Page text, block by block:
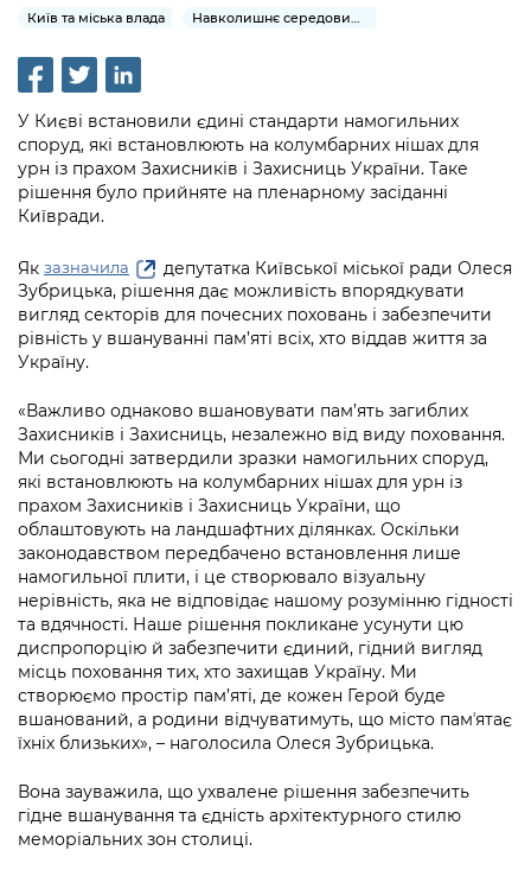
Рішення та розпорядження
Проєкти розпоряджень, що
перебувають на погодженні КМВА
Рішення Київради
Контактна інформація
Вакансії
Статистика
Регуляторна діяльність
Промисловість і наука Києва
Підприємства, установи, організації
Kyiv International Relations
Річні звіти
Гендерна політика
Безбар'єрність
Київська міська військова адміністрація
Освіта та навчальні заклади
Дороги, транспорт та парковки
Навколишнє середовище міста
Містобудування та земельні ділянки
Культура, спорт, дозвілля
Бізнес та ліцензування
Фінанси та бюджет
Безпека та правопорядок
Ритуальні послуги
Іноземцям / For foreigners
Пам'ятки культурної спадщини
Портал Захисників та Захисниць
Безбар'єрність
Портал послуг
Міський застосунок Київ Цифровий
Громадська експертиза
Громадський бюджет
Консультації з громадськістю
Громадська рада
Петиції
Відкритий бюджет
Контактний центр
Допомога учасникам АТО
Рада з питань внутрішньо переміщених
осіб при Київській міській військовій
адміністрації
«Ініціатива «Партнерство «Відкритий
Уряд» – місцевий рівень»
Важливе під час воєнного стану
Інформація з обмеженим доступом
Проекти нормативно-правових та
інших актів
Нормативна база
Питання і відповіді про публічну
інформацію
Порядок оскарження рішень, дій чи
бездіяльності розпорядників інформації
Звіти про опрацювання запитів на
публічну інформацію
Інформація для споживачів
Про відкриті дані
Портал даних Києва
Публічні дашборди
Медіагалерея
Підписатися на новини та анонси від
from the KCSA
Порядок акредитації медіа /
Accreditation process
Подати журналістський запит /
Submitting a media request
Зйомки в лікарнях в умовах воєнного
стану / Rules for media coverage of
Контакти для медіа / Contacts for mass
media
Київ та міська влада
Навколишнє середовище міста
У Києві встановили єдині стандарти намогильних
споруд, які встановлюють на колумбарних нішах для
урн із прахом Захисників і Захисниць України. Таке
рішення було прийняте на пленарному засіданні
Київради.
Як зазначила
депутатка Київської міської ради Олеся
Зубрицька, рішення дає можливість впорядкувати
вигляд секторів для почесних поховань і забезпечити
рівність у вшануванні пам’яті всіх, хто віддав життя за
Україну.
«Важливо однаково вшановувати пам’ять загиблих
Захисників і Захисниць, незалежно від виду поховання.
Ми сьогодні затвердили зразки намогильних споруд,
які встановлюють на колумбарних нішах для урн із
прахом Захисників і Захисниць України, що
облаштовують на ландшафтних ділянках. Оскільки
законодавством передбачено встановлення лише
намогильної плити, і це створювало візуальну
нерівність, яка не відповідає нашому розумінню гідності
та вдячності. Наше рішення покликане усунути цю
диспропорцію й забезпечити єдиний, гідний вигляд
місць поховання тих, хто захищав Україну. Ми
створюємо простір пам’яті, де кожен Герой буде
вшанований, а родини відчуватимуть, що місто памʼятає
їхніх близьких», – наголосила Олеся Зубрицька.
Вона зауважила, що ухвалене рішення забезпечить
гідне вшанування та єдність архітектурного стилю
меморіальних зон столиці.